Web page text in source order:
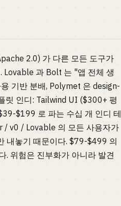
2.0) 가 다른 모든 도구가
Lovable 과 Bolt 는 "앱 전체 생
기반 분배, Polymet 은 design-
릿 인디: Tailwind UI ($300+ 평
$199 로 파는 수십 개 인디 테
/ v0 / Lovable 의 모든 사용자가
내놓기 때문이다. $79-$499 의
. 위험은 진부화가 아니라 발견